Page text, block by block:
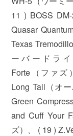
11 ) BOSS
Quasar
Texas
ーバードライ
Forte（ファズ
Long Tail（オ
Green
and Cuff Your
ズ）、 ( 19 )